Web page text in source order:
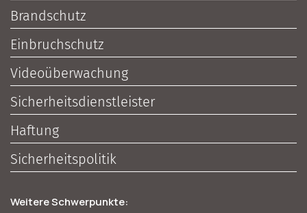
Brandschutz
Einbruchschutz
Videoüberwachung
Sicherheitsdienstleister
Haftung
Sicherheitspolitik
Weitere Schwerpunkte: